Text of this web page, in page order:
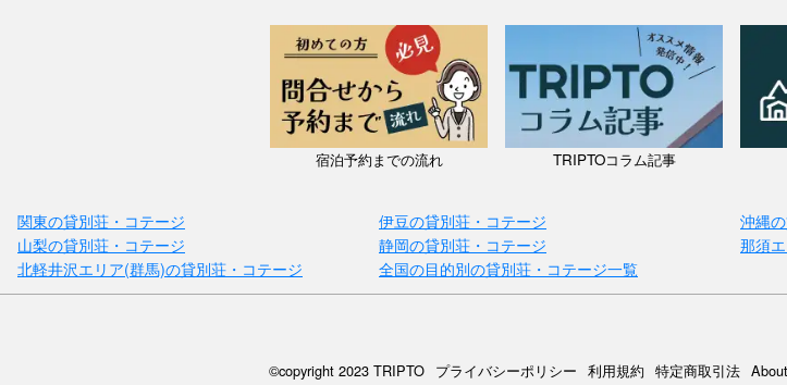
宿泊予約までの流れ TRIPTOコラム記事
関東の貸別荘・コテージ 伊豆の貸別荘・コテージ 沖縄
山梨の貸別荘・コテージ
静岡の貸別荘・コテージ 那須
北軽井沢エリア(群馬)の貸別荘・コテージ
全国の目的別の貸別荘・コテージ一覧
©copyright 2023 TRIPTO プライバシーポリシー 利用規約 特定商取引法